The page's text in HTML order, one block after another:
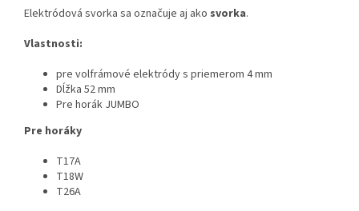
Elektródová svorka sa označuje aj ako svorka.
Vlastnosti:
pre volfrámové elektródy s priemerom 4 mm
Dĺžka 52 mm
Pre horák JUMBO
Pre horáky
T17A
T18W
T26A